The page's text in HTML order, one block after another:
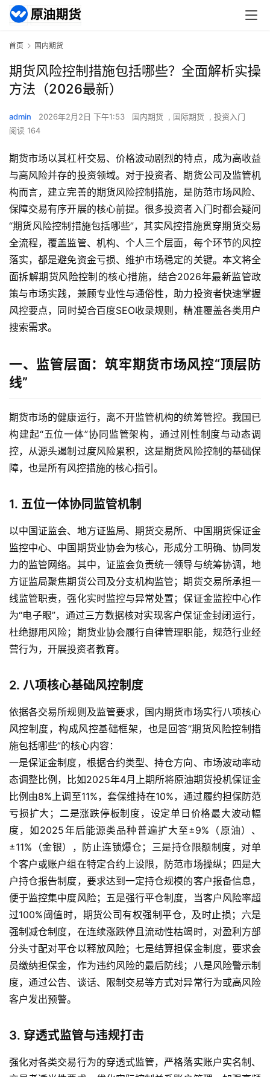
首页 国内期货
期货风险控制措施包括哪些？全面解析实操
方法（2026最新）
admin 2026年2月2日 下午1:53 国内期货 , 国际期货 , 投资入门
阅读 164
期货市场以其杠杆交易、价格波动剧烈的特点，成为高收益
与高风险并存的投资领域。对于投资者、期货公司及监管机
构而言，建立完善的期货风险控制措施，是防范市场风险、
保障交易有序开展的核心前提。很多投资者入门时都会疑问
“期货风险控制措施包括哪些”，其实风控措施贯穿期货交易
全流程，覆盖监管、机构、个人三个层面，每个环节的风控
落实，都是避免资金亏损、维护市场稳定的关键。本文将全
面拆解期货风险控制的核心措施，结合2026年最新监管政
策与市场实践，兼顾专业性与通俗性，助力投资者快速掌握
风控要点，同时契合百度SEO收录规则，精准覆盖各类用户
搜索需求。
一、监管层面：筑牢期货市场风控“顶层防
线”
期货市场的健康运行，离不开监管机构的统筹管控。我国已
构建起“五位一体”协同监管架构，通过刚性制度与动态调
控，从源头遏制过度风险累积，这是期货风险控制的基础保
障，也是所有风控措施的核心指引。
1. 五位一体协同监管机制
以中国证监会、地方证监局、期货交易所、中国期货保证金
监控中心、中国期货业协会为核心，形成分工明确、协同发
力的监管网络。其中，证监会负责统一领导与统筹协调，地
方证监局聚焦期货公司及分支机构监管；期货交易所承担一
线监管职责，强化实时监控与异常处置；保证金监控中心作
为“电子眼”，通过三方数据核对实现客户保证金封闭运行，
杜绝挪用风险；期货业协会履行自律管理职能，规范行业经
营行为，开展投资者教育。
2. 八项核心基础风控制度
依据各交易所规则及监管要求，国内期货市场实行八项核心
风控制度，构成风控基础框架，也是回答“期货风险控制措
施包括哪些”的核心内容：
一是保证金制度，根据合约类型、持仓方向、市场波动率动
态调整比例，比如2025年4月上期所将原油期货投机保证金
比例由8%上调至11%，套保维持在10%，通过履约担保防范
亏损扩大；二是涨跌停板制度，设定单日价格最大波动幅
度，如2025年后能源类品种普遍扩大至±9%（原油）、
±11%（金银），防止连锁爆仓；三是持仓限额制度，对单
个客户或账户组在特定合约上设限，防范市场操纵；四是大
户持仓报告制度，要求达到一定持仓规模的客户报备信息，
便于监控集中度风险；五是强行平仓制度，当客户风险率超
过100%阈值时，期货公司有权强制平仓，及时止损；六是
强制减仓制度，在连续涨跌停且流动性枯竭时，对盈利方部
分头寸配对平仓以释放风险；七是结算担保金制度，要求会
员缴纳担保金，作为违约风险的最后防线；八是风险警示制
度，通过公告、谈话、限制交易等方式对异常行为或高风险
客户发出预警。
3. 穿透式监管与违规打击
强化对各类交易行为的穿透式监管，严格落实账户实名制、